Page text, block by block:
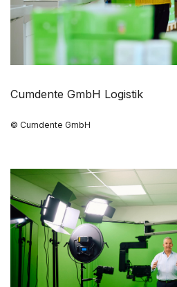
Cumdente GmbH Logistik
© Cumdente GmbH